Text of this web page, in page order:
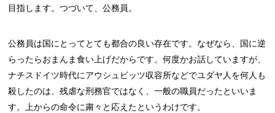
目指します。つづいて、公務員。
公務員は国にとってとても都合の良い存在です。なぜなら、国に逆
らったらおまんま食い上げだからです。何度かお話していますが、
ナチスドイツ時代にアウシュビッツ収容所などでユダヤ人を何人も
殺したのは、残虐な刑務官ではなく、一般の職員だったといいま
す。上からの命令に粛々と応えたというわけです。